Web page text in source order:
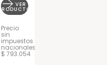
VER
PRODUCTO
Precio
sin
impuestos
nacionales
$ 793.054